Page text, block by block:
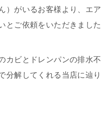
）がいるお客様より、エ
とご依頼をいただきました
カビとドレンパンの排水
分解してくれる当店に辿